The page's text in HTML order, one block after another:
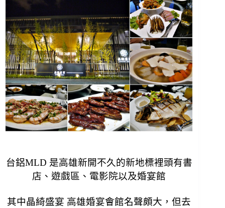
台鋁MLD 是高雄新開不久的新地標裡頭有書
店、遊戲區、電影院以及婚宴館
其中晶綺盛宴 高雄婚宴會館名聲頗大，但去